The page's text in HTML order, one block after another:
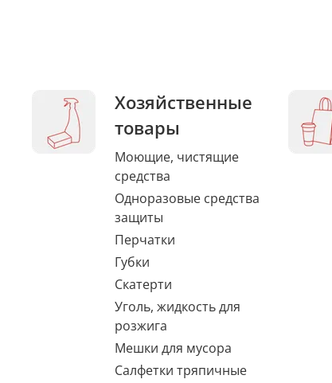
Хозяйственные
товары
Моющие, чистящие
средства
Одноразовые средства
защиты
Перчатки
Губки
Скатерти
Уголь, жидкость для
розжига
Мешки для мусора
Салфетки тряпичные